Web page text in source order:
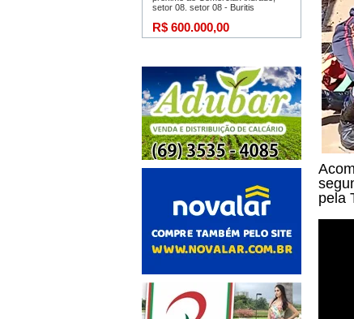
pela